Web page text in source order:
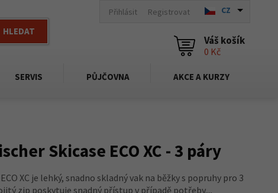
HLEDAT
Přihlásit Registrovat CZ
Váš košík
0 Kč
SERVIS PŮJČOVNA AKCE A KURZY
Skicase ECO XC - 3 páry
XC je lehký, snadno skladný vak na běžky s popruhy pro 3
zip poskytuje snadný přístup v případě potřeby....